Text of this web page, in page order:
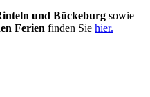
und Bückeburg sowie
Ferien finden Sie hier.